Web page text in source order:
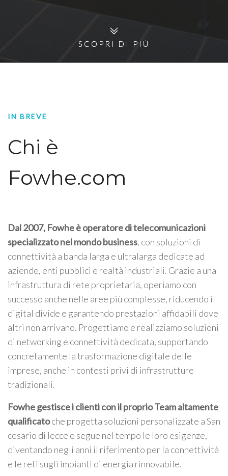
SCOPRI DI PIÙ
SCOPRI DI PIÙ
IN BREVE
Chi è
Fowhe.com
Dal 2007, Fowhe è operatore di telecomunicazioni
specializzato nel mondo business, con soluzioni di
connettività a banda larga e ultralarga dedicate ad
aziende, enti pubblici e realtà industriali. Grazie a una
infrastruttura di rete proprietaria, operiamo con
successo anche nelle aree più complesse, riducendo il
digital divide e garantendo prestazioni affidabili dove
altri non arrivano. Progettiamo e realizziamo soluzioni
di networking e connettività dedicata, supportando
concretamente la trasformazione digitale delle
imprese, anche in contesti privi di infrastrutture
tradizionali.
Fowhe gestisce i clienti con il proprio Team altamente
qualificatoche progetta soluzioni personalizzate a San
cesario di lecce e segue nel tempo le loro esigenze,
diventando negli anni il riferimento per la connettività
e le reti sugli impianti di energia rinnovabile.